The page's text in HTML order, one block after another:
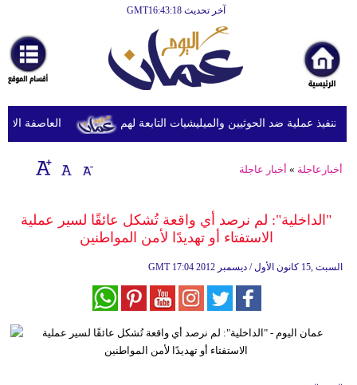
آخر تحديث GMT16:43:18
أخبارعاجلة
رياضة
ثقافة
إقتصاد
وموسيقى
سياحة
العاصفة عملية ضد الحوثيين والميليشيات التابعة لهم
أخبارعاجلة » أخبار عاجلة
"الداخلية": لم نرصد أي واقعة تُشكل عائقًا لسير عملية
الاستفتاء أو تهديدًا لأمن المواطنين
GMT 17:04 2012 السبت ,15 كانون الأول / ديسمبر